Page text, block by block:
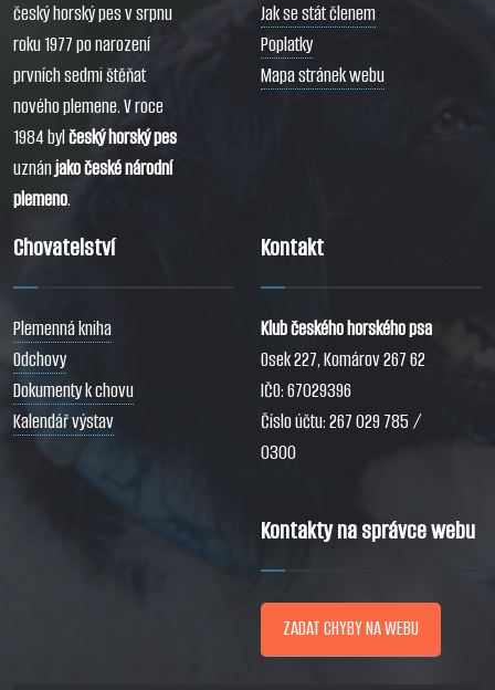
český horský pes v srpnu
roku 1977 po narození
prvních sedmi štěňat
nového plemene. V roce
1984 bylčeský horský pes
uznánjako české národní
plemeno.
Jak se stát členem
Poplatky
Mapa stránek webu
Chovatelství
Plemenná kniha
Odchovy
Dokumenty k chovu
Kalendář výstav
Kontakt
Klub českého horského psa
Osek 227, Komárov 267 62
IČO: 67029396
Číslo účtu: 267 029 785 /
0300
Kontakty na správce webu
ZADAT CHYBY NA WEBU